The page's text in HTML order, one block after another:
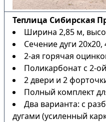
Теплица Сибирская
Ширина 2,85 м,
Сечение дуги 20х20,
2-ая горячая
Поликарбонат с 2-
2 двери и 2
Полный комплект
Два варианта: с
дугами (усиленный